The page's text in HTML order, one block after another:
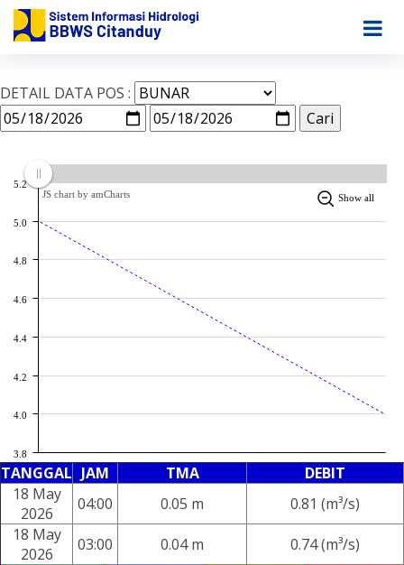
DETAIL DATA POS :
3.8
4.0
4.2
4.4
4.6
4.8
5.0
5.2
Show all
JS chart by amCharts
TANGGAL JAM TMA
DEBIT
18 May
2026
04:00 0.05 m
0.81 (m³/s)
18 May
2026
03:00 0.04 m 0.74 (m³/s)